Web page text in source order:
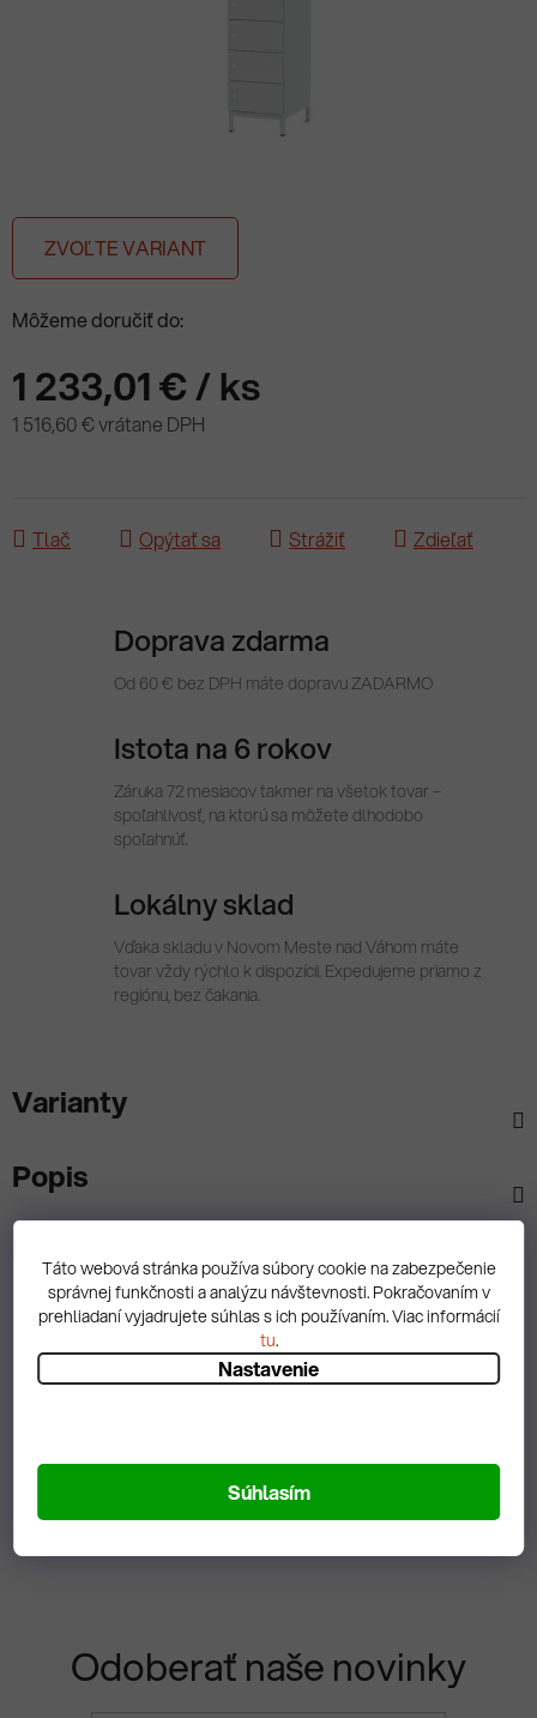
Táto webová stránka používa súbory cookie na zabezpečenie
správnej funkčnosti a analýzu návštevnosti. Pokračovaním v
prehliadaní vyjadrujete súhlas s ich používaním. Viac informácií
tu.
Nastavenie
Súhlasím
ZVOĽTE VARIANT
Môžeme doručiť do:
1 233,01 €/ ks
1 516,60 € vrátane DPH
Tlač Opýtať sa Strážiť Zdieľať
Doprava zdarma
Od 60 € bez DPH máte dopravu ZADARMO
Istota na 6 rokov
Záruka 72 mesiacov takmer na všetok tovar –
spoľahlivosť, na ktorú sa môžete dlhodobo
spoľahnúť.
Lokálny sklad
Vďaka skladu v Novom Meste nad Váhom máte
tovar vždy rýchlo k dispozícii. Expedujeme priamo z
regiónu, bez čakania.
Varianty
Popis
Zobrazit hodnotenie
Odoberať naše novinky